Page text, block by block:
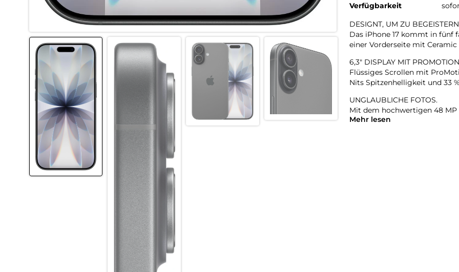
Verfügbarkeit
DESIGNT, UM ZU
Das iPhone 17 kommt in fünf
einer Vorderseite mit
6,3″ DISPLAY MIT
Flüssiges Scrollen mit
Nits Spitzenhelligkeit und 33
UNGLAUBLICHE FOTOS.
Mit dem hochwertigen 48 MP
Qualität und der 48 MP
Mehr lesen